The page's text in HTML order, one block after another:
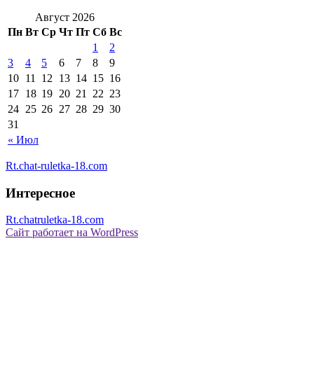
Август 2026
Пн Вт Ср Чт Пт Сб Вс
« Июл
1
2
3
4 5 6 7 8
9
10 11 12 13 14 15 16
17 18 19 20 21 22 23
24 25 26 27 28 29 30
31
Rt.chat-ruletka-18.com
Интересное
Rt.chatruletka-18.com
Сайт работает на WordPress